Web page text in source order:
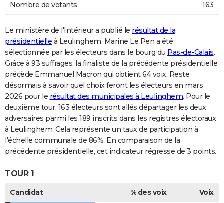
Nombre de votants 163
Le ministère de l'Intérieur a publié le résultat de la
présidentielle à Leulinghem. Marine Le Pen a été
sélectionnée par les électeurs dans le bourg du Pas-de-Calais.
Grâce à 93 suffrages, la finaliste de la précédente présidentielle
précède Emmanuel Macron qui obtient 64 voix. Reste
désormais à savoir quel choix feront les électeurs en mars
2026 pour le résultat des municipales à Leulinghem. Pour le
deuxième tour, 163 électeurs sont allés départager les deux
adversaires parmi les 189 inscrits dans les registres électoraux
à Leulinghem. Cela représente un taux de participation à
l'échelle communale de 86%. En comparaison de la
précédente présidentielle, cet indicateur régresse de 3 points.
TOUR 1
Candidat % des voix
Voix